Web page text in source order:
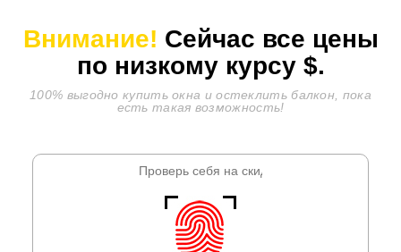
Внимание! Сейчас все цены
по низкому курсу $.
100% выгодно купить окна и остеклить балкон, пока
есть такая возможность!